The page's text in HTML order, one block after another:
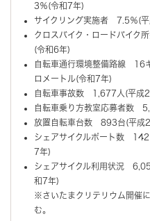
3％(令和7年)
サイクリング実施者 7.5％(
クロスバイク・ロードバイ
(令和6年)
自転車通行環境整備路線
ロメートル(令和7年)
自転車事故数 1,677人(平
自転車乗り方教室応募者数
放置自転車台数 893台(平
シェアサイクルポート数
7年)
シェアサイクル利用状況
和7年)
※さいたまクリテリウム開催
む。